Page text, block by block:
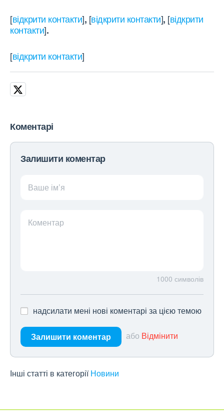
[відкрити контакти], [відкрити контакти], [відкрити
контакти].
[відкрити контакти]
Коментарі
Залишити коментар
Ваше ім’я
Коментар
1000 символів
надсилати мені нові коментарі за цією темою
Залишити коментар або Відмінити
Інші статті в категорії Новини